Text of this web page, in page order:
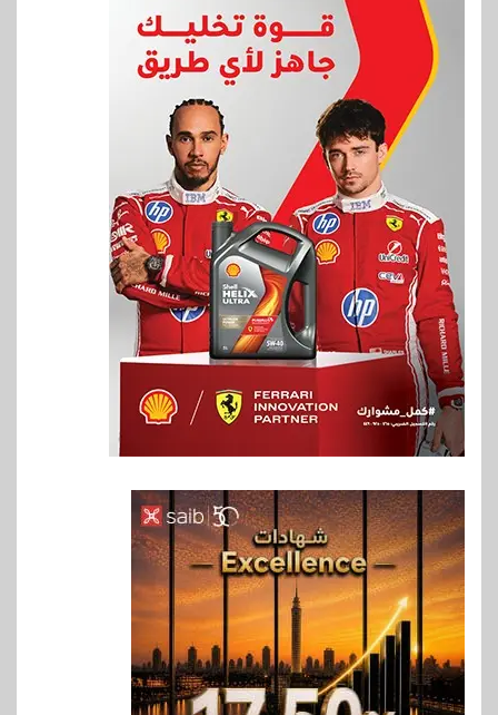
6
بنوك
بنك QNB مصر يعزز جاهزية
المشروعات الصغيرة والمتوسطة
للنمو والتوسع
7 اخبار